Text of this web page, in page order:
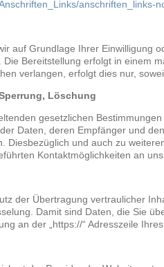
anschriften_links-
auf Grundlage Ihrer Einwilligung
Bereitstellung erfolgt in einem
verlangen, erfolgt dies nur,
Löschung
gesetzlichen
Daten, deren Empfänger und
Diesbezüglich und auch zu
Kontaktmöglichkeiten an uns
der Übertragung vertraulicher
Damit sind Daten, die Sie
an der „https://“ Adresszeile